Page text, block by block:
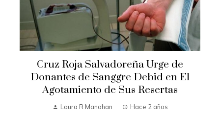
Cruz Roja Salvadoreña Urge de
Donantes de Sanggre Debid en El
Agotamiento de Sus Resertas
Laura R Manahan Hace 2 años